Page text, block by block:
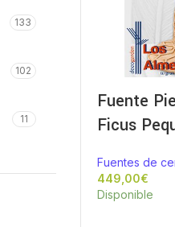
133
102
11
Fuente
Ficus
Fuentes de
€
Disponible